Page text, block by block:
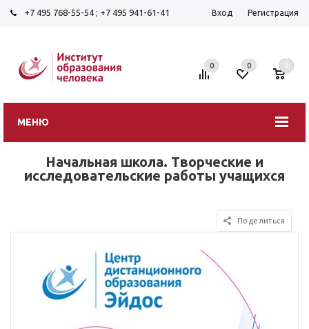
+7 495 768-55-54 ; +7 495 941-61-41 Вход Регистрация
МЕНЮ
0 0 0
Начальная школа. Творческие и
исследовательские работы учащихся
Поделиться